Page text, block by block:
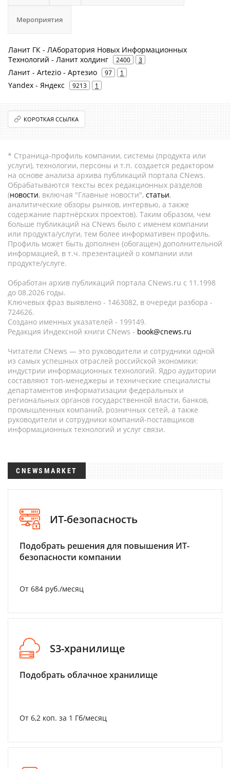
Мероприятия
Ланит ГК - ЛАборатория Новых Информационных
Технологий - Ланит холдинг
2400 3
Ланит - Artezio - Артезио 97 1
Yandex - Яндекс 9213 1
КОРОТКАЯ ССЫЛКА
* Страница-профиль компании, системы (продукта или
услуги), технологии, персоны и т.п. создается редактором
на основе анализа архива публикаций портала CNews.
Обрабатываются тексты всех редакционных разделов
(новости, включая "Главные новости", статьи,
аналитические обзоры рынков, интервью, а также
содержание партнёрских проектов). Таким образом, чем
больше публикаций на CNews было с именем компании
или продукта/услуги, тем более информативен профиль.
Профиль может быть дополнен (обогащен) дополнительной
информацией, в т.ч. презентацией о компании или
продукте/услуге.
Обработан архив публикаций портала CNews.ru c 11.1998
до 08.2026 годы.
Ключевых фраз выявлено - 1463082, в очереди разбора -
724626.
Создано именных указателей - 199149.
Редакция Индексной книги CNews - book@cnews.ru
Читатели CNews — это руководители и сотрудники одной
из самых успешных отраслей российской экономики:
индустрии информационных технологий. Ядро аудитории
составляют топ-менеджеры и технические специалисты
департаментов информатизации федеральных и
региональных органов государственной власти, банков,
промышленных компаний, розничных сетей, а также
руководители и сотрудники компаний-поставщиков
информационных технологий и услуг связи.
CNEWSMARKET
ИТ-безопасность
Подобрать решения для повышения ИТ-
безопасности компании
От 684 руб./месяц
S3-хранилище
Подобрать облачное хранилище
От 6,2 коп. за 1 Гб/месяц